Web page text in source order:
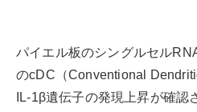
パイエル板のシングルセル
のcDC（Conventional
IL-1β遺伝子の発現上昇が確認